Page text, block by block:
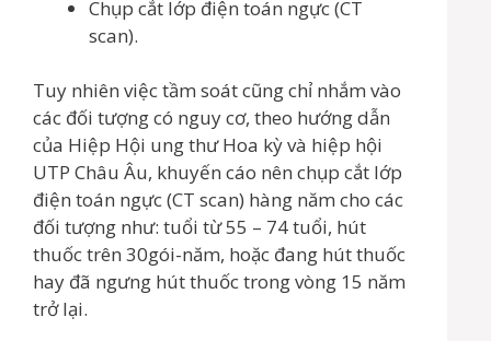
Chụp cắt lớp điện toán ngực (CT
scan).
Tuy nhiên việc tầm soát cũng chỉ nhắm vào
các đối tượng có nguy cơ, theo hướng dẫn
của Hiệp Hội ung thư Hoa kỳ và hiệp hội
UTP Châu Âu, khuyến cáo nên chụp cắt lớp
điện toán ngực (CT scan) hàng năm cho các
đối tượng như: tuổi từ 55 – 74 tuổi, hút
thuốc trên 30gói-năm, hoặc đang hút thuốc
hay đã ngưng hút thuốc trong vòng 15 năm
trở lại.